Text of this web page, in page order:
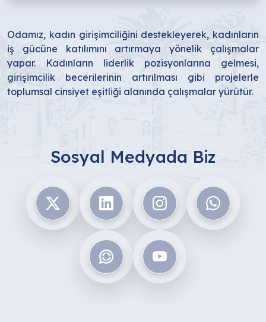
Odamız, kadın girişimciliğini destekleyerek, kadınların
iş gücüne katılımını artırmaya yönelik çalışmalar
yapar. Kadınların liderlik pozisyonlarına gelmesi,
girişimcilik becerilerinin artırılması gibi projelerle
toplumsal cinsiyet eşitliği alanında çalışmalar yürütür.
Sosyal Medyada Biz